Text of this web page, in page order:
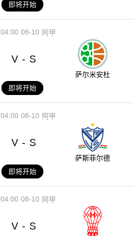
即将开始
08-10
04:00 阿甲
V - S
萨尔米安杜
即将开始
08-10
04:00 阿甲
V - S
萨斯菲尔德
即将开始
08-10
04:00 阿甲
V - S